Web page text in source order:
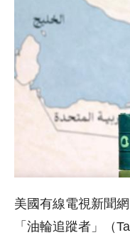
美國有線電視新聞
「油輪追蹤者」（